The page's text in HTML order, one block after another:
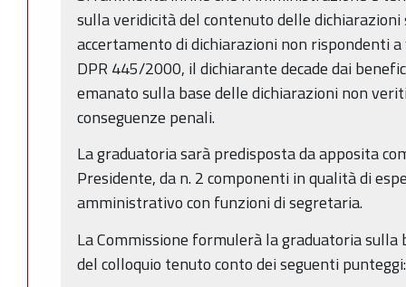
sulla veridicità del contenuto delle
accertamento di dichiarazioni non rispondenti
DPR 445/2000, il dichiarante decade dai
emanato sulla base delle dichiarazioni non
conseguenze penali.
La graduatoria sarà predisposta da apposita
Presidente, da n. 2 componenti in qualità di
amministrativo con funzioni di segretaria.
La Commissione formulerà la graduatoria
del colloquio tenuto conto dei seguenti